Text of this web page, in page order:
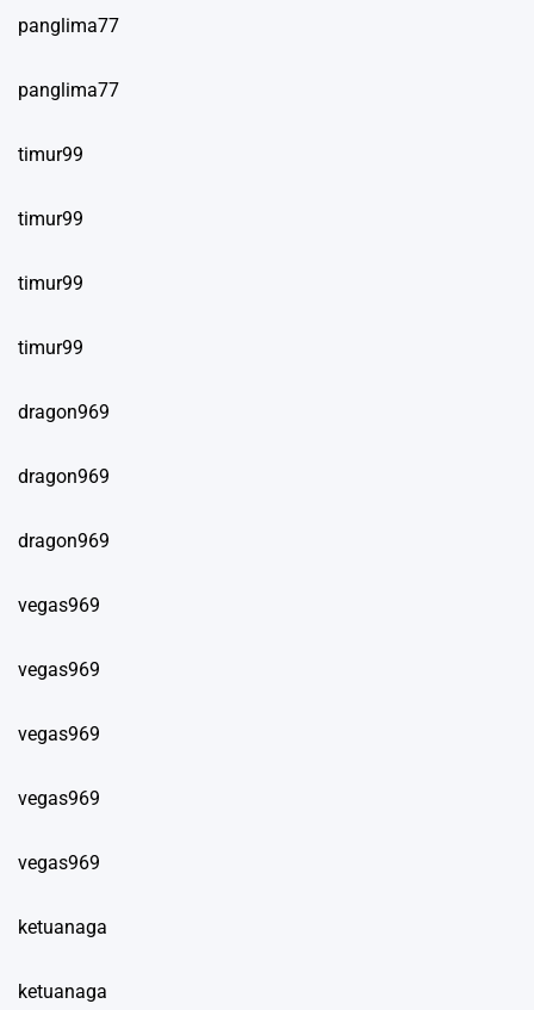
panglima77
panglima77
timur99
timur99
timur99
timur99
dragon969
dragon969
dragon969
vegas969
vegas969
vegas969
vegas969
vegas969
ketuanaga
ketuanaga